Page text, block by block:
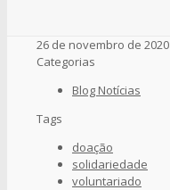
26 de novembro de 2020
Categorias
Blog Notícias
Tags
doação
solidariedade
voluntariado